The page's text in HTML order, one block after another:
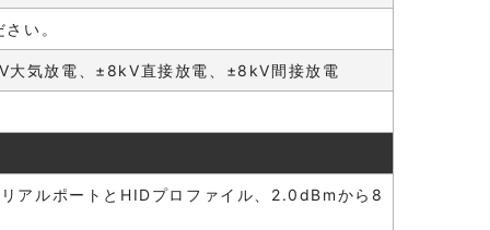
い。
気放電、±8kV直接放電、±8kV間接放電
ルポートとHIDプロファイル、2.0dBmから8